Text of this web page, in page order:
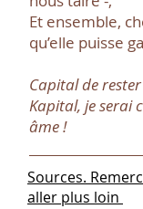
Et ensemble,
qu’elle puisse
Capital de
Kapital, je serai
âme !
Sources.
aller plus loin